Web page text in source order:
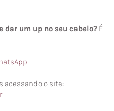
dar um up no seu cabelo? É
acessando o site: